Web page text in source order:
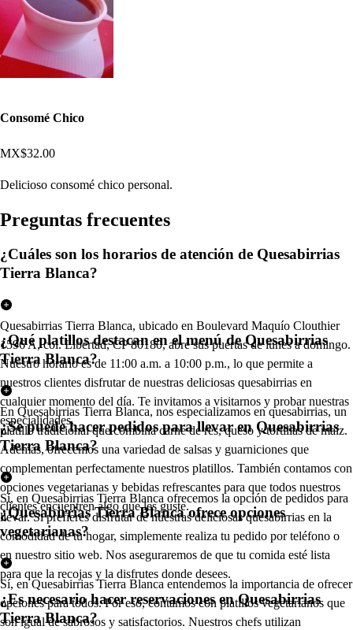
Consomé Chico
MX$32.00
Delicioso consomé chico personal.
Preguntas frecuentes
¿Cuáles son los horarios de atención de Quesabirrias
Tierra Blanca?
Quesabirrias Tierra Blanca, ubicado en Boulevard Maquío Clouthier
1596 A, col. Libertad, CP 80180, abre sus puertas de lunes a domingo.
Nuestro horario es de 11:00 a.m. a 10:00 p.m., lo que permite a
nuestros clientes disfrutar de nuestras deliciosas quesabirrias en
cualquier momento del día. Te invitamos a visitarnos y probar nuestras
especialidades.
¿Qué platillos destacan en el menú de Quesabirrias
Tierra Blanca?
En Quesabirrias Tierra Blanca, nos especializamos en quesabirrias, un
platillo tradicional que combina carne de res, queso y tortillas de maíz.
Además, ofrecemos una variedad de salsas y guarniciones que
complementan perfectamente nuestros platillos. También contamos con
opciones vegetarianas y bebidas refrescantes para que todos nuestros
clientes encuentren algo que les guste.
¿Se puede hacer pedidos para llevar en Quesabirrias
Tierra Blanca?
Sí, en Quesabirrias Tierra Blanca ofrecemos la opción de pedidos para
llevar. Si prefieres disfrutar de nuestras deliciosas quesabirrias en la
comodidad de tu hogar, simplemente realiza tu pedido por teléfono o
en nuestro sitio web. Nos aseguraremos de que tu comida esté lista
para que la recojas y la disfrutes donde desees.
¿Quesabirrias Tierra Blanca ofrece opciones
vegetarianas?
Sí, en Quesabirrias Tierra Blanca entendemos la importancia de ofrecer
opciones para todos. Por eso, contamos con platillos vegetarianos que
son igual de sabrosos y satisfactorios. Nuestros chefs utilizan
¿Es necesario hacer reservaciones en Quesabirrias
Tierra Blanca?